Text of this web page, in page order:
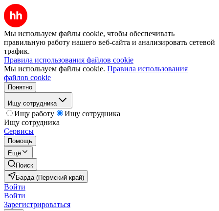
Мы используем файлы cookie, чтобы обеспечивать
правильную работу нашего веб-сайта и анализировать сетевой
трафик.
Правила использования файлов cookie
Мы используем файлы cookie. Правила использования
файлов cookie
Понятно
Ищу сотрудника
Ищу работу
Ищу сотрудника
Ищу сотрудника
Сервисы
Помощь
Ещё
Поиск
Барда (Пермский край)
Войти
Войти
Зарегистрироваться